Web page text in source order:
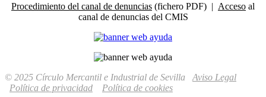
Procedimiento del canal de denuncias (fichero PDF) | Acceso al
canal de denuncias del CMIS
© 2025 Círculo Mercantil e Industrial de Sevilla Aviso Legal
Política de privacidad
Política de cookies